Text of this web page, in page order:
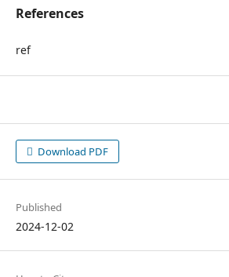
References
ref
Download PDF
Published
2024-12-02